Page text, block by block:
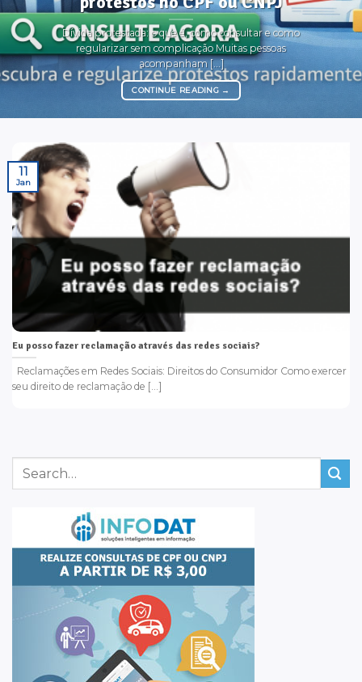
Dívida protestada: o que é, como consultar e como
regularizar sem complicação Muitas pessoas
acompanham [...]
CONTINUE READING →
Eu posso fazer reclamação através das redes sociais?
Reclamações em Redes Sociais: Direitos do Consumidor Como exercer
seu direito de reclamação de [...]
11
Jan